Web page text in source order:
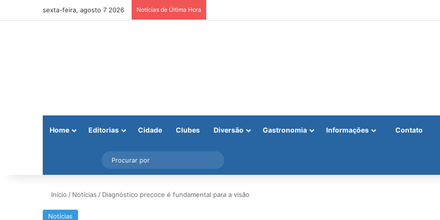
sexta-feira, agosto 7 2026 Notícias de Última Hora
Home Editorias Cidade Clubes Diversão Gastronomia Informações Contato
Instagram
Barra Lateral
por
Início / Notícias / Diagnóstico precoce é fundamental para a visão
Notícias